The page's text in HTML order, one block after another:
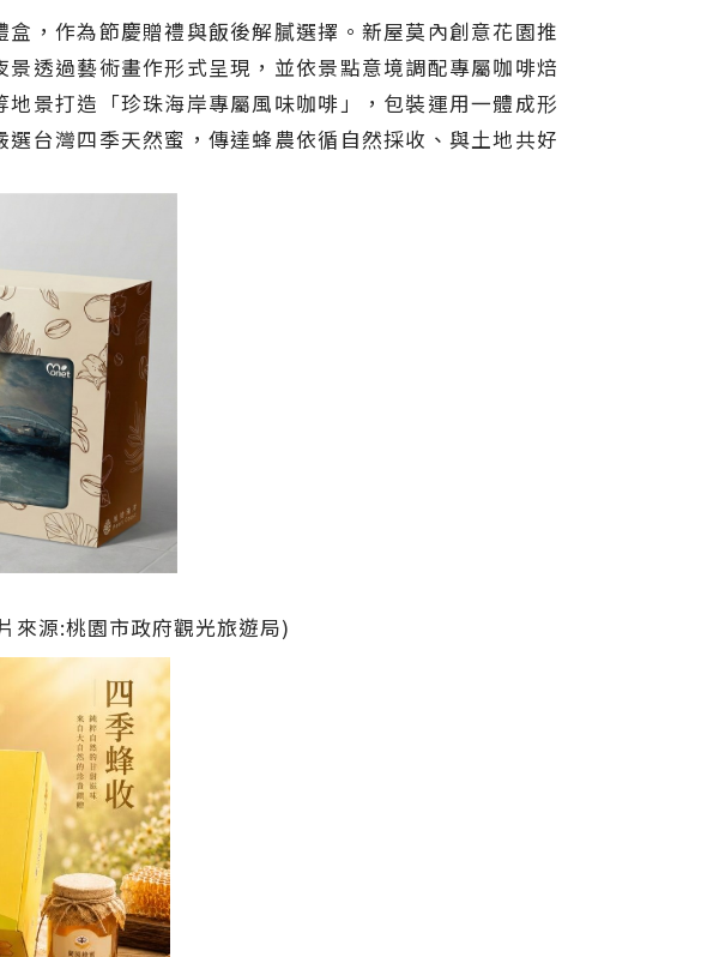
，作為節慶贈禮與飯後解膩選擇。新屋莫內創意花園推
透過藝術畫作形式呈現，並依景點意境調配專屬咖啡焙
景打造「珍珠海岸專屬風味咖啡」，包裝運用一體成形
台灣四季天然蜜，傳達蜂農依循自然採收、與土地共好
來源:桃園市政府觀光旅遊局)